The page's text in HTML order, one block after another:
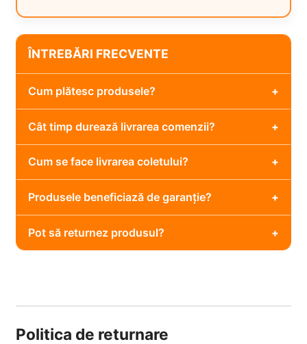
ÎNTREBĂRI FRECVENTE
Cum plătesc produsele?
Cât timp durează livrarea comenzii?
Cum se face livrarea coletului?
Produsele beneficiază de garanție?
Pot să returnez produsul?
Politica de returnare